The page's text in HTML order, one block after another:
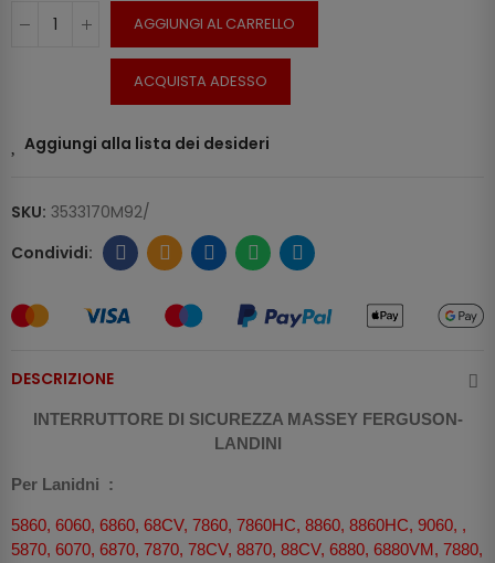
AGGIUNGI AL CARRELLO
ACQUISTA ADESSO
Aggiungi alla lista dei desideri
SKU: 3533170M92/
DESCRIZIONE
INTERRUTTORE DI SICUREZZA MASSEY FERGUSON-
LANDINI
Per Lanidni :
5860, 6060, 6860, 68CV, 7860, 7860HC, 8860, 8860HC, 9060, ,
5870, 6070, 6870, 7870, 78CV, 8870, 88CV, 6880, 6880VM, 7880,